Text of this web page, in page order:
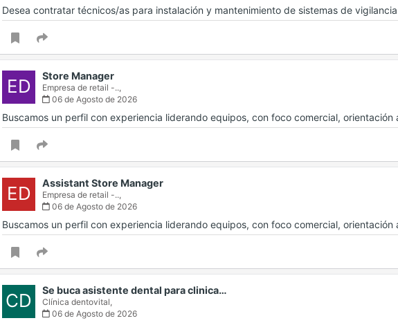
Desea contratar técnicos/as para instalación y mantenimiento de sistemas de
ED Store Manager
Empresa de retail -..,
06 de Agosto de 2026
Buscamos un perfil con experiencia liderando equipos, con foco comercial, orientación
ED Assistant Store Manager
Empresa de retail -..,
06 de Agosto de 2026
Buscamos un perfil con experiencia liderando equipos, con foco comercial, orientación
CD Se buca asistente dental para clinica…
Clínica dentovital,
06 de Agosto de 2026